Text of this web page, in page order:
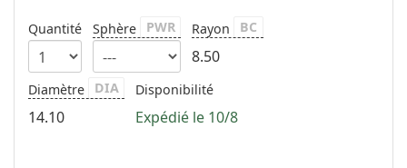
Persol
Prada
Quantité Sphère PWR Rayon BC
8.50
Diamètre DIA
14.10
Disponibilité
Expédié le 10/8